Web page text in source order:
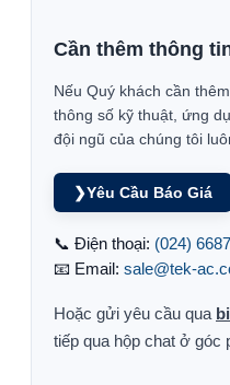
Cần thêm thông
Nếu Quý khách cần
thông số kỹ thuật, ứng
đội ngũ của chúng tôi
❯Yêu Cầu Báo Giá
📞 Điện thoại: (024)
📧 Email: sale@tek-
Hoặc gửi yêu cầu qua
tiếp qua hộp chat ở góc